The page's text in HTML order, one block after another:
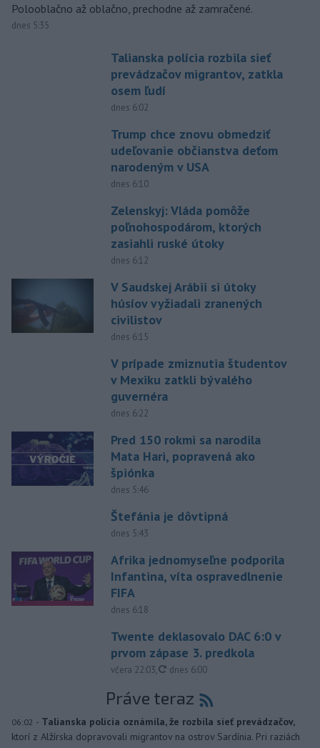
Polooblačno až oblačno, prechodne až zamračené.
dnes 5:35
Talianska polícia rozbila sieť
prevádzačov migrantov, zatkla
osem ľudí
dnes 6:02
Trump chce znovu obmedziť
udeľovanie občianstva deťom
narodeným v USA
dnes 6:10
Zelenskyj: Vláda pomôže
poľnohospodárom, ktorých
zasiahli ruské útoky
dnes 6:12
V Saudskej Arábii si útoky
húsíov vyžiadali zranených
civilistov
dnes 6:15
V prípade zmiznutia študentov
v Mexiku zatkli bývalého
guvernéra
dnes 6:22
Pred 150 rokmi sa narodila
Mata Hari, popravená ako
špiónka
dnes 5:46
Štefánia je dôvtipná
dnes 5:43
Afrika jednomyseľne podporila
Infantina, víta ospravedlnenie
FIFA
dnes 6:18
Twente deklasovalo DAC 6:0 v
prvom zápase 3. predkola
včera 22:03, aktualizované
dnes 6:00
Práve teraz
06:02 - Talianska polícia oznámila, že rozbila sieť prevádzačov,
ktorí z Alžírska dopravovali migrantov na ostrov Sardínia. Pri raziách